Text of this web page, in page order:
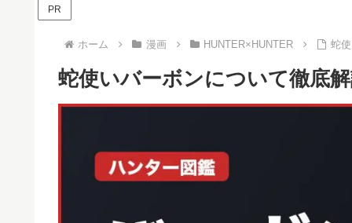
PR
ホーム 漫画 HUNTER×HUNTER 蛇
蛇使いバーボンについて徹底